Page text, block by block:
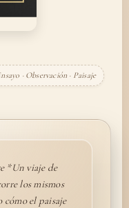
· Observación · Paisaje
*Un viaje de
los mismos
cómo el paisaje